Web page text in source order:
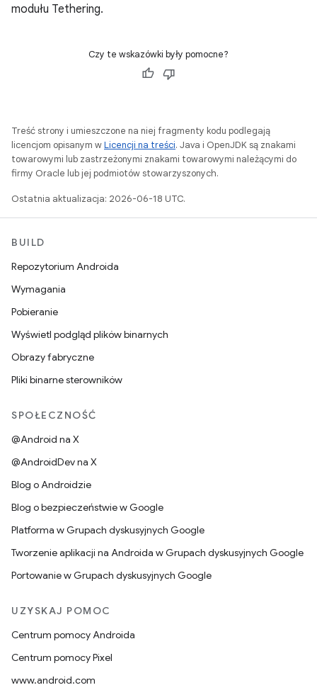
modułu Tethering.
Czy te wskazówki były pomocne?
Treść strony i umieszczone na niej fragmenty kodu podlegają
licencjom opisanym wLicencji na treści. Java i OpenJDK są znakami
towarowymi lub zastrzeżonymi znakami towarowymi należącymi do
firmy Oracle lub jej podmiotów stowarzyszonych.
Ostatnia aktualizacja: 2026-06-18 UTC.
BUILD
Repozytorium Androida
Wymagania
Pobieranie
Wyświetl podgląd plików binarnych
Obrazy fabryczne
Pliki binarne sterowników
SPOŁECZNOŚĆ
@Android na X
@AndroidDev na X
Blog o Androidzie
Blog o bezpieczeństwie w Google
Platforma w Grupach dyskusyjnych Google
Tworzenie aplikacji na Androida w Grupach dyskusyjnych Google
Portowanie w Grupach dyskusyjnych Google
UZYSKAJ POMOC
Centrum pomocy Androida
Centrum pomocy Pixel
www.android.com